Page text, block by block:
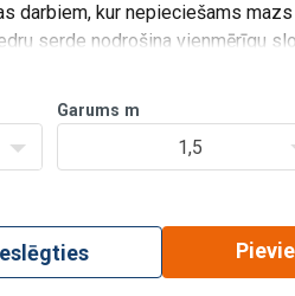
darbiem, kur nepieciešams
serde nodrošina vienmērīgu
Garums m
1,5